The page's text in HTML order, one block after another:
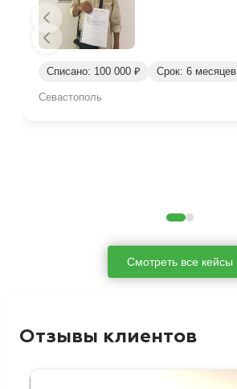
Списано: 100 000 ₽ Срок: 6 месяцев
Севастополь
Смотреть все кейсы
Отзывы клиентов